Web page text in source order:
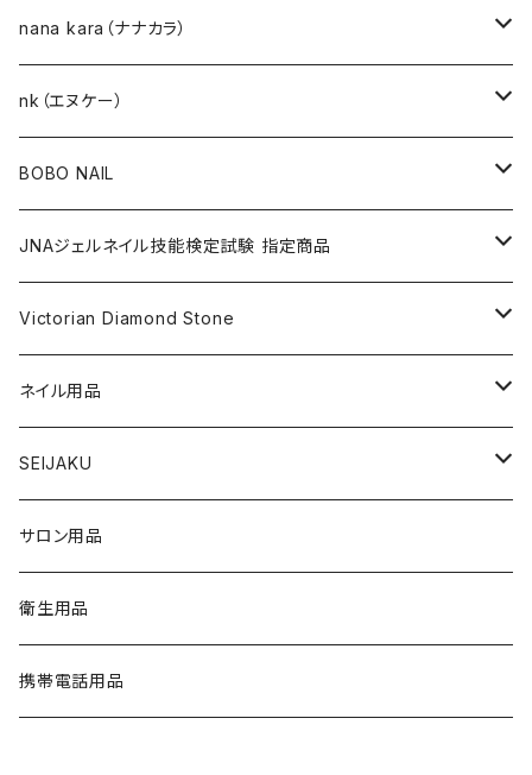
ネイルアート作成キット
BEST SELLERS（ベストセラー）
KITS（キット）
ACRYLIC（アクリル）
ACRYLIC POWDER（アクリルパウダー）
NAIL LIQUID（ネイルリキッド）
DIP & COLOR ACRYLIC POWDERS
DIP AND COLOR ACRYLIC POWDERS
KITS（キット）
GEL（ジェル）
SYNERGY GEL（シナジージェル）
PRECISION GEL APPLICATORS
GEL TOP COATS（トップコートジェル）
ACCESSORIES（アクセサリー）
E-FILE & BITS（電子ファイルとビット）
DUST COLLECTOR（集塵機）
NAIL POLISH（ネイルポリッシュ）
YN NAIL POLISH（ネイルポリッシュ）
YN CONVERSIONS（別のヤングネイルズ）
NAIL ART（ネイルアート）
YN ART GLITTERS（アートグリッター）
YN ART MYLARS（アートマイラー）
PREPS & TREATMENTS
BRUSH CAP（ブラシキャップ）
nana kara（ナナカラ）
GEL NAIL
nana kara [3g] （ナナカラ）
nana kara petit [1g] （ナナカラ プチ）
トップジェル
フィルインジェル
クリアジェル
NAIL ART
ネイルパーツ
ネイルストーンパーツ
ネイルシール
NAIL TIPS
NAIL TOOL
ブラシ
ネイルファイル
NAIL PREPS
LED/UVライト
nk（エヌケー）
GEL NAIL
3Dジェル
ベースジェル
NAIL ART
ネイルパーツ
パウダー
NAIL TOOL
フットファイル
NAIL PREPS
BOBO NAIL
セット
単品
JNAジェルネイル技能検定試験 指定商品
クリアジェル
カラージェル 赤指定色
Victorian Diamond Stone
50粒入り
1,440粒入り（大容量）
スノーフレイクシリーズ
ビジューシリーズ
ネイル用品
コリンスキー アクリルブラシ
浦和工業・ウラワ（URAWA）
スワロフスキー
Twinkle Cap（トゥインクルキャップ）
SEIJAKU
SHIRT
T-SHIRT
サロン用品
衛生用品
携帯電話用品